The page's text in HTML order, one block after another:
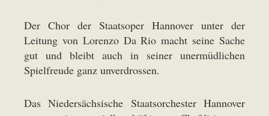
Der Chor der Staatsoper Hannover unter der
Leitung von Lorenzo Da Rio macht seine Sache
gut und bleibt auch in seiner unermüdlichen
Spielfreude ganz unverdrossen.
Das Niedersächsische Staatsorchester Hannover